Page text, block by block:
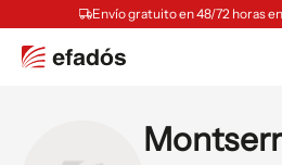
Envío gratuito en 48/72 horas